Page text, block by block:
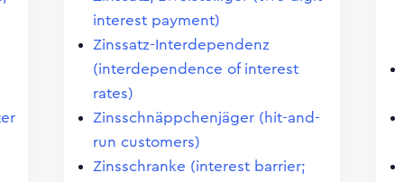
interest payment)
Zinssatz-Interdependenz
(interdependence of interest
rates)
Zinsschnäppchenjäger (hit-and-
run customers)
Zinsschranke (interest barrier;